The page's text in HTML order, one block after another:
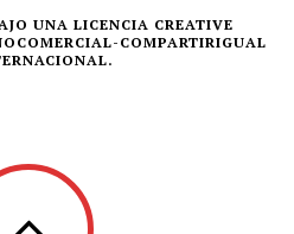
UNA LICENCIA CREATIVE
COMPARTIRIGUAL